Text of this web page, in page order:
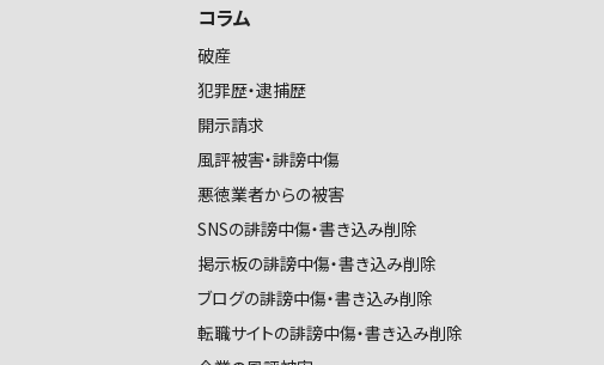
コラム
破産
犯罪歴・逮捕歴
開示請求
風評被害・誹謗中傷
悪徳業者からの被害
SNSの誹謗中傷・書き込み削除
掲示板の誹謗中傷・書き込み削除
ブログの誹謗中傷・書き込み削除
転職サイトの誹謗中傷・書き込み削除